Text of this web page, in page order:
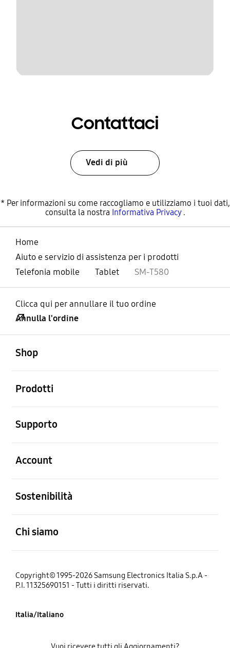
Contattaci
Vedi di più
* Per informazioni su come raccogliamo e utilizziamo i tuoi dati,
consulta la nostra Informativa Privacy.
Home
Aiuto e servizio di assistenza per i prodotti
Telefonia mobile
Tablet SM-T580
Clicca qui per annullare il tuo ordine
Annulla l'ordine
Shop
Prodotti
Supporto
Account
Sostenibilità
Chi siamo
Copyright© 1995-2026 Samsung Electronics Italia S.p.A -
P.I. 11325690151 - Tutti i diritti riservati.
Italia/Italiano